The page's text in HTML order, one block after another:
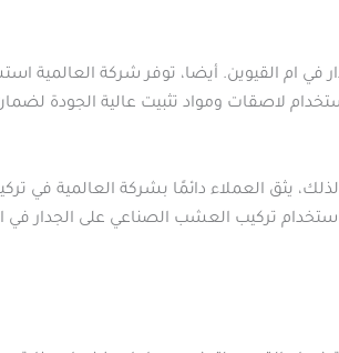
في ام القيوين. أيضا، توفر شركة العالمية
لاصقات ومواد تثبيت عالية الجودة
يثق العملاء دائمًا بشركة العالمية في
تركيب العشب الصناعي على الجدار في